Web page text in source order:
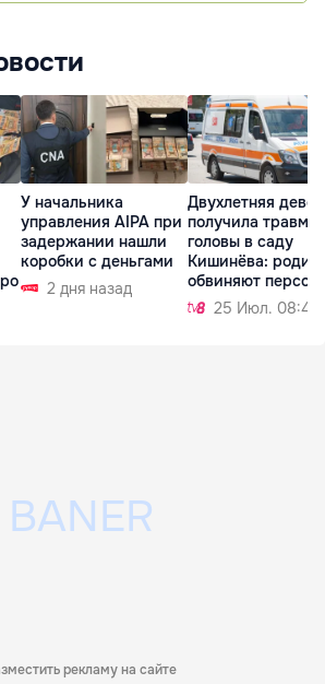
У начальника
управления AIPA при
задержании нашли
коробки с деньгами
2 дня назад
Двухлетняя
получила травму
головы в саду
Кишинёва:
обвиняют
25 Июл. 08:49
рекламу на сайте